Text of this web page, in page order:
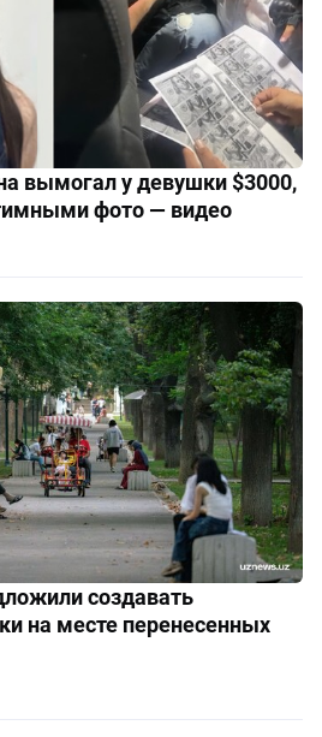
вымогал у девушки $3000,
фото — видео
создавать
на месте перенесенных